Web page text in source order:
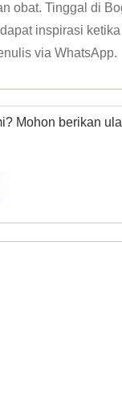
obat. Tinggal di
inspirasi
via WhatsApp.
Mohon berikan